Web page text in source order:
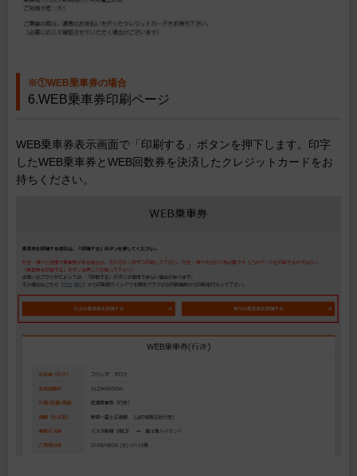
※①WEB乗車券の場合
6.WEB乗車券印刷ページ
WEB乗車券表示画面で「印刷する」ボタンを押下します。印字
したWEB乗車券とWEB回数券を決済したクレジットカードをお
持ちください。